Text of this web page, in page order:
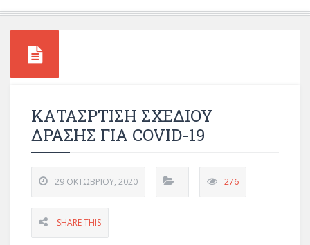
ΚΑΤΑΣΡΤΙΣΗ ΣΧΕΔΙΟΥ
ΔΡΑΣΗΣ ΓΙΑ COVID-19
29 ΟΚΤΩΒΡΊΟΥ, 2020 276
SHARE THIS